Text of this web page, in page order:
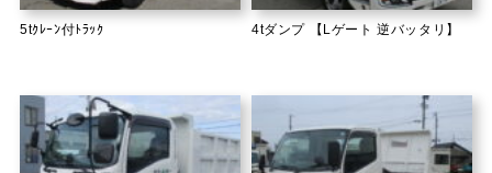
5tｸﾚｰﾝ付ﾄﾗｯｸ 4tダンプ 【Lゲート 逆バッタリ】